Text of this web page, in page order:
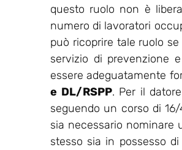
questo ruolo non è
numero di lavoratori
può ricoprire tale ruolo
servizio di prevenzione
essere adeguatamente
e DL/RSPP. Per il
seguendo un corso di
sia necessario nominare
stesso sia in possesso